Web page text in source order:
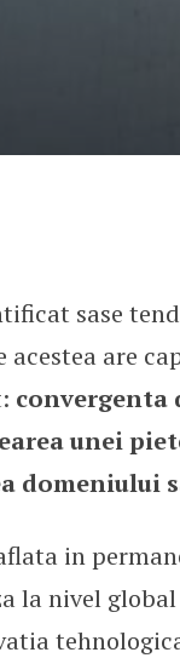
la 6
sase
are
unei
domeniului
in
la nivel